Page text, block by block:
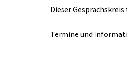
Dieser
Termine und